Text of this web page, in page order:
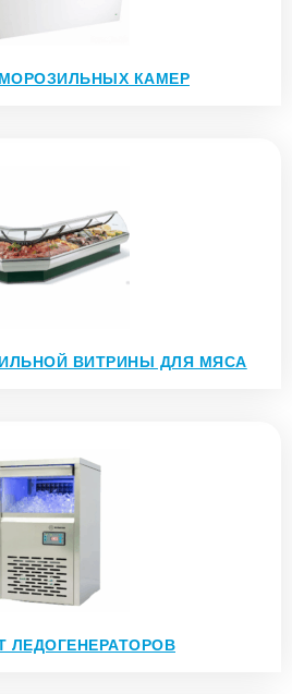
КАМЕР
ВИТРИНЫ ДЛЯ МЯСА
ЛЕДОГЕНЕРАТОРОВ